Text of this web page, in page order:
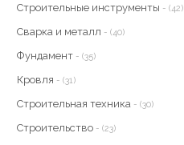
Строительные инструменты - (42)
Сварка и металл - (40)
Фундамент - (35)
Кровля - (31)
Строительная техника - (30)
Строительство - (23)